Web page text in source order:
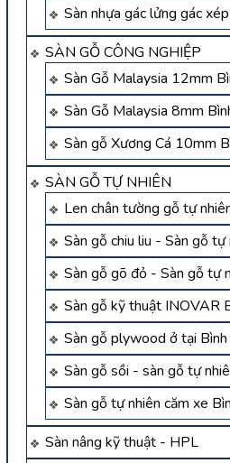
Sàn nhựa gác lửng gác xép
SÀN GỖ CÔNG NGHIỆP
Sàn Gỗ Malaysia 12mm
Sàn Gỗ Malaysia 8mm
Sàn gỗ Xương Cá 10mm
SÀN GỖ TỰ NHIÊN
Len chân tường gỗ tự
Sàn gỗ chiu liu - Sàn gỗ tự
Sàn gỗ gõ đỏ - Sàn gỗ tự
Sàn gỗ kỹ thuật INOVAR
Sàn gỗ plywood ở tại
Sàn gỗ sồi - sàn gỗ tự
Sàn gỗ tự nhiên căm xe
Sàn nâng kỹ thuật - HPL